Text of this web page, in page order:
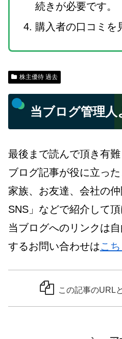
続きが必要です。
購入者の口コミを
株主優待 過去
当ブログ管理人
最後まで読んで頂き有
ブログ記事が役に立っ
家族、お友達、会社の仲
SNS」などで紹介して頂
当ブログへのリンクは
するお問い合わせはこち
この記事のURL